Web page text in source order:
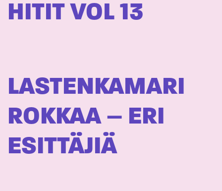
HITIT VOL 13
LASTENKAMARI
ROKKAA – ERI
ESITTÄJIÄ